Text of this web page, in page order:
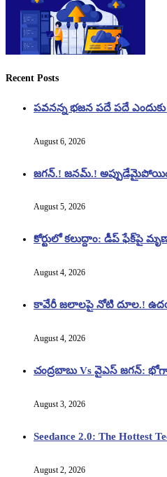
Recent Posts
పవనన్న భజన పదే పదే ఎందుకు
August 6, 2026
జగన్.! జనమ్.!
August 5, 2026
కోర్టులో కలుద్దాం: డీప్ ఫేక్‌పై
August 4, 2026
కావేరీ జలాలపై నోటి దూల.!
August 4, 2026
చంద్రబాబు Vs వైఎస్ జగన్:
August 3, 2026
Seedance 2.0: The Hottest
August 2, 2026